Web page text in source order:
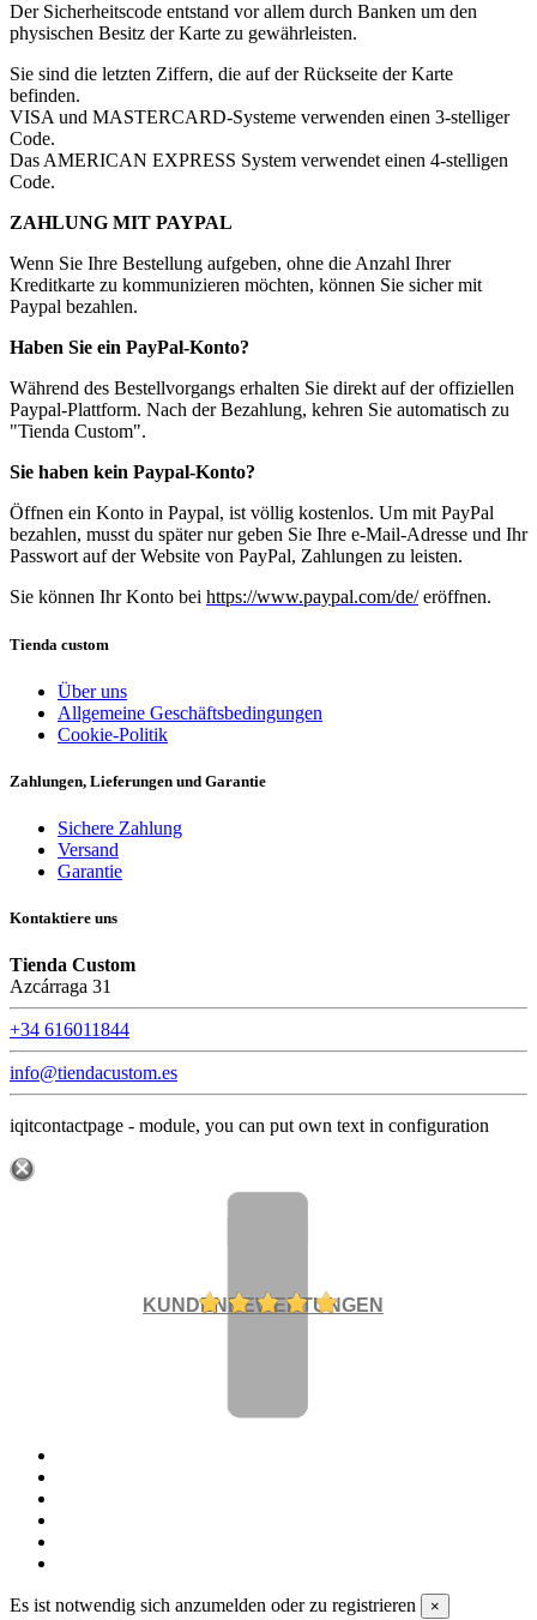
Der Sicherheitscode entstand vor allem durch Banken um den
physischen Besitz der Karte zu gewährleisten.
Sie sind die letzten Ziffern, die auf der Rückseite der Karte
befinden.
VISA und MASTERCARD-Systeme verwenden einen 3-stelliger
Code.
Das AMERICAN EXPRESS System verwendet einen 4-stelligen
Code.
ZAHLUNG MIT PAYPAL
Wenn Sie Ihre Bestellung aufgeben, ohne die Anzahl Ihrer
Kreditkarte zu kommunizieren möchten, können Sie sicher mit
Paypal bezahlen.
Haben Sie ein PayPal-Konto?
Während des Bestellvorgangs erhalten Sie direkt auf der offiziellen
Paypal-Plattform. Nach der Bezahlung, kehren Sie automatisch zu
"Tienda Custom".
Sie haben kein Paypal-Konto?
Öffnen ein Konto in Paypal, ist völlig kostenlos. Um mit PayPal
bezahlen, musst du später nur geben Sie Ihre e-Mail-Adresse und Ihr
Passwort auf der Website von PayPal, Zahlungen zu leisten.
Sie können Ihr Konto bei https://www.paypal.com/de/eröffnen.
Tienda custom
Über uns
Allgemeine Geschäftsbedingungen
Cookie-Politik
Zahlungen, Lieferungen und Garantie
Sichere Zahlung
Versand
Garantie
Kontaktiere uns
Tienda Custom
Azcárraga 31
+34 616011844
info@tiendacustom.es
iqitcontactpage - module, you can put own text in configuration
KUNDENBEWERTUNGEN
Es ist notwendig sich anzumelden oder zu registrieren ×